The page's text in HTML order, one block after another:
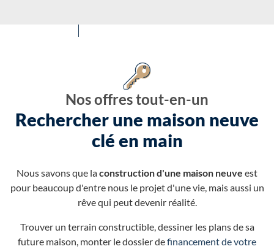
Nos offres tout-en-un
Rechercher une maison neuve
clé en main
Nous savons que laconstruction d'une maison neuve est
pour beaucoup d'entre nous le projet d'une vie, mais aussi un
rêve qui peut devenir réalité.
Trouver un terrain constructible, dessiner les plans de sa
future maison, monter le dossier definancement de votre